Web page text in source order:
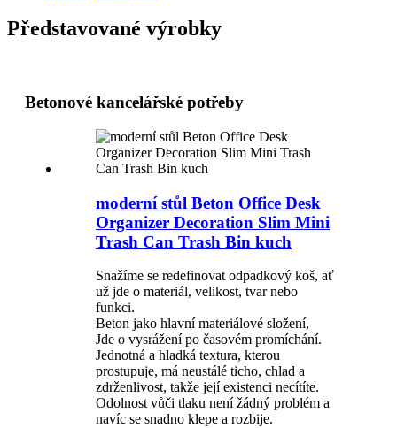
Představované výrobky
Betonové kancelářské potřeby
moderní stůl Beton Office Desk
Organizer Decoration Slim Mini
Trash Can Trash Bin kuch
Snažíme se redefinovat odpadkový koš, ať
už jde o materiál, velikost, tvar nebo
funkci.
Beton jako hlavní materiálové složení,
Jde o vysrážení po časovém promíchání.
Jednotná a hladká textura, kterou
prostupuje, má neustálé ticho, chlad a
zdrženlivost, takže její existenci necítíte.
Odolnost vůči tlaku není žádný problém a
navíc se snadno klepe a rozbije.